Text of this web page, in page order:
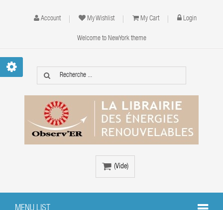
Account My Wishlist My Cart Login
Welcome to NewYork theme
(vide)